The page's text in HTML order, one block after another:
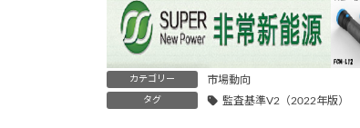
カテゴリー 市場動向
タグ 監査基準V2（2022年版）